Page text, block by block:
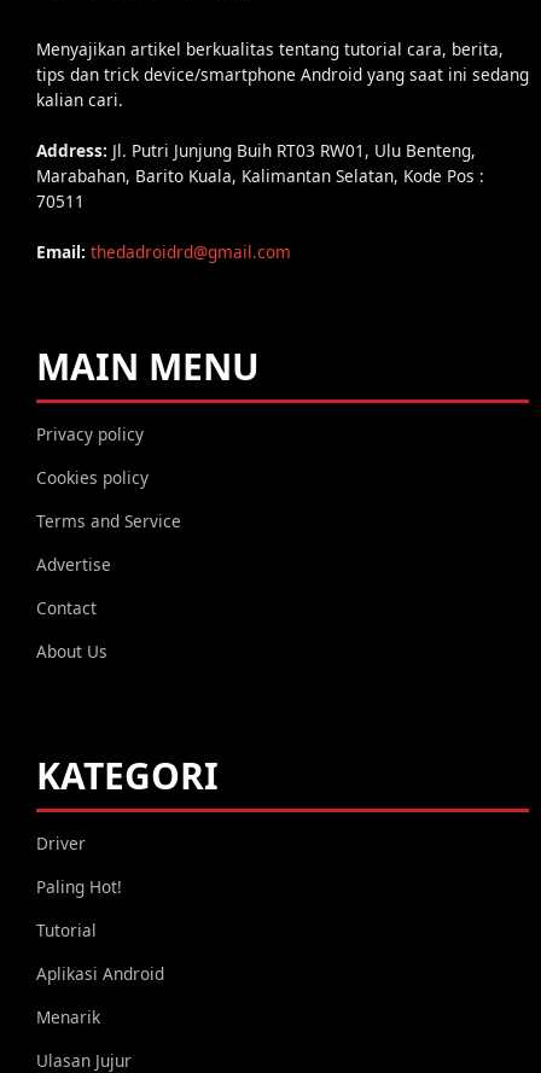
Menyajikan artikel berkualitas tentang tutorial cara, berita,
tips dan trick device/smartphone Android yang saat ini sedang
kalian cari.
Address: Jl. Putri Junjung Buih RT03 RW01, Ulu Benteng,
Marabahan, Barito Kuala, Kalimantan Selatan, Kode Pos :
70511
Email: thedadroidrd@gmail.com
MAIN MENU
Privacy policy
Cookies policy
Terms and Service
Advertise
Contact
About Us
KATEGORI
Driver
Paling Hot!
Tutorial
Aplikasi Android
Menarik
Ulasan Jujur